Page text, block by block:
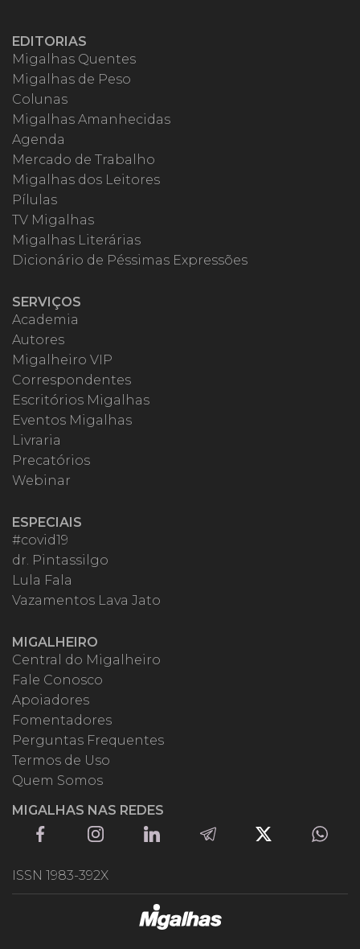
EDITORIAS
Migalhas Quentes
Migalhas de Peso
Colunas
Migalhas Amanhecidas
Agenda
Mercado de Trabalho
Migalhas dos Leitores
Pílulas
TV Migalhas
Migalhas Literárias
Dicionário de Péssimas Expressões
SERVIÇOS
Academia
Autores
Migalheiro VIP
Correspondentes
Escritórios Migalhas
Eventos Migalhas
Livraria
Precatórios
Webinar
ESPECIAIS
#covid19
dr. Pintassilgo
Lula Fala
Vazamentos Lava Jato
MIGALHEIRO
Central do Migalheiro
Fale Conosco
Apoiadores
Fomentadores
Perguntas Frequentes
Termos de Uso
Quem Somos
MIGALHAS NAS REDES
ISSN 1983-392X